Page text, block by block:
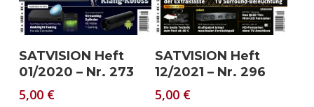
In den Warenkorb
SATVISION Heft
01/2020 – Nr. 273
5,00 €
In den Warenkorb
SATVISION Heft
12/2021 – Nr. 296
5,00 €